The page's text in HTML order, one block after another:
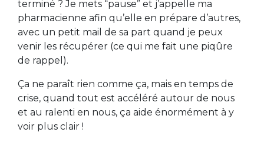
terminé ? Je mets “pause” et j’appelle ma
pharmacienne afin qu’elle en prépare d’autres,
avec un petit mail de sa part quand je peux
venir les récupérer (ce qui me fait une piqûre
de rappel).
Ça ne paraît rien comme ça, mais en temps de
crise, quand tout est accéléré autour de nous
et au ralenti en nous, ça aide énormément à y
voir plus clair !